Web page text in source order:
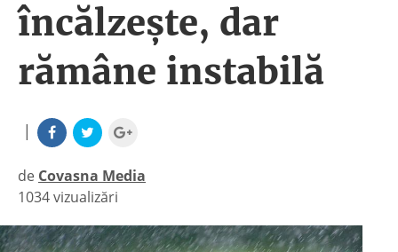
încălzeşte, dar
rămâne instabilă
|
de Covasna Media
|
1034 vizualizări